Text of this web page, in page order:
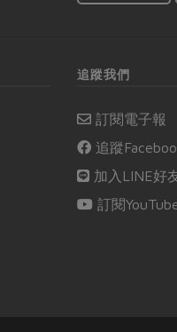
追蹤我們
訂閱電子報
追蹤
加入LINE好
訂閱